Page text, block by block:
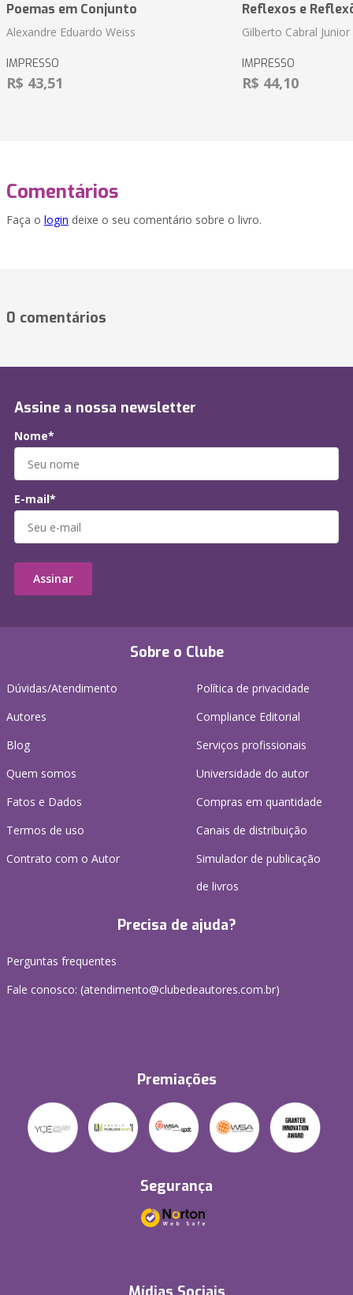
Poemas em Conjunto
Alexandre Eduardo Weiss
IMPRESSO
R$ 43,51
Reflexos e
Gilberto Cabral Junior
IMPRESSO
R$ 44,10
Comentários
Faça o login deixe o seu comentário sobre o livro.
0 comentários
Sobre o Clube
Dúvidas/Atendimento
Autores
Blog
Quem somos
Fatos e Dados
Termos de uso
Contrato com o Autor
Política de privacidade
Compliance Editorial
Serviços profissionais
Universidade do autor
Compras em quantidade
Canais de distribuição
Simulador de publicação
de livros
Precisa de ajuda?
Perguntas frequentes
Fale conosco: (atendimento@clubedeautores.com.br)
Premiações
Segurança
Assine a nossa newsletter
Nome*
E-mail*
Assinar